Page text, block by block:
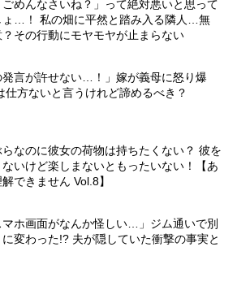
ごめんなさいね？」って絶対悪いと思って
ょ…！ 私の畑に平然と踏み入る隣人…無
その行動にモヤモヤが止まらない
発言が許せない…！」嫁が義母に怒り爆
仕方ないと言うけれど諦めるべき？
なのに彼女の荷物は持ちたくない？ 彼を
いけど楽しまないともったいない！【あ
できません Vol.8】
マホ画面がなんか怪しい…」ジム通いで別
に変わった!? 夫が隠していた衝撃の事実と